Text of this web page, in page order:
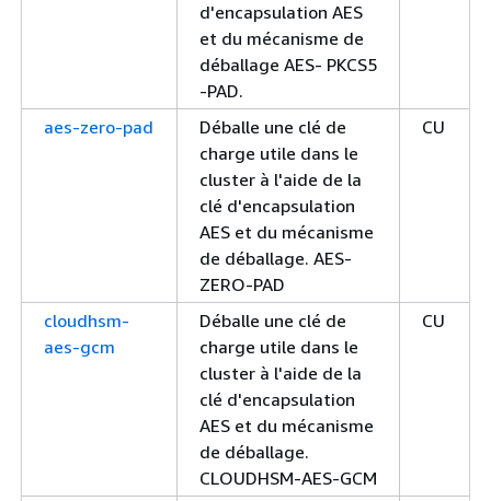
d'encapsulation AES
et du mécanisme de
déballage AES- PKCS5
-PAD.
aes-zero-pad
Déballe une clé de
charge utile dans le
cluster à l'aide de la
clé d'encapsulation
AES et du mécanisme
de déballage. AES-
ZERO-PAD
CU
cloudhsm-
aes-gcm
Déballe une clé de
charge utile dans le
cluster à l'aide de la
clé d'encapsulation
AES et du mécanisme
de déballage.
CLOUDHSM-AES-GCM
CU